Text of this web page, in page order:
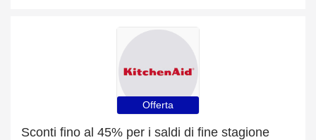
Offerta
Sconti fino al 45% per i saldi di fine stagione